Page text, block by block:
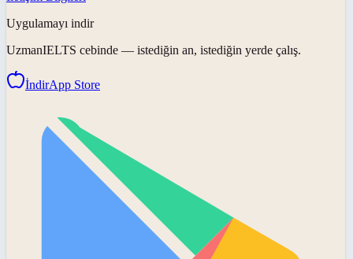
Uygulamayı indir
UzmanIELTS cebinde — istediğin an, istediğin yerde çalış.
İndirApp Store